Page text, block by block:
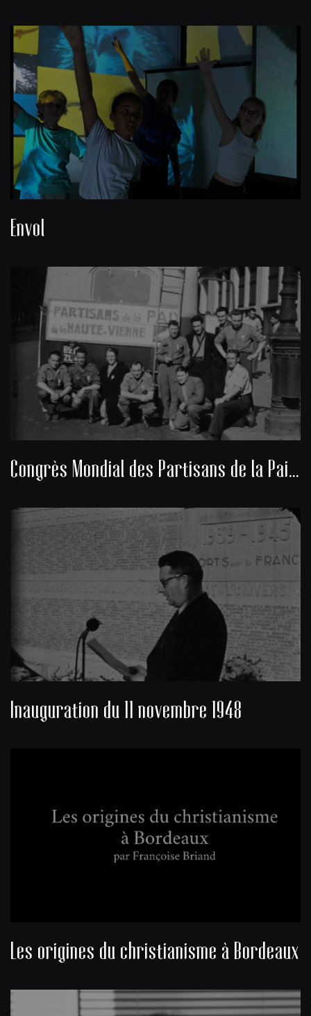
Envol
Congrès Mondial des Partisans de la Paix 1949
Inauguration du 11 novembre 1948
Les origines du christianisme à Bordeaux